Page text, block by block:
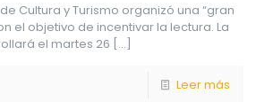
Cultura y Turismo organizó una “gran
el objetivo de incentivar la lectura. La
el martes 26 […]
Leer más